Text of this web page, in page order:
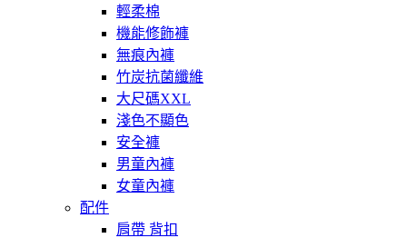
輕柔棉
機能修飾褲
無痕內褲
竹炭抗菌纖維
大尺碼XXL
淺色不顯色
安全褲
男童內褲
女童內褲
配件
肩帶 背扣